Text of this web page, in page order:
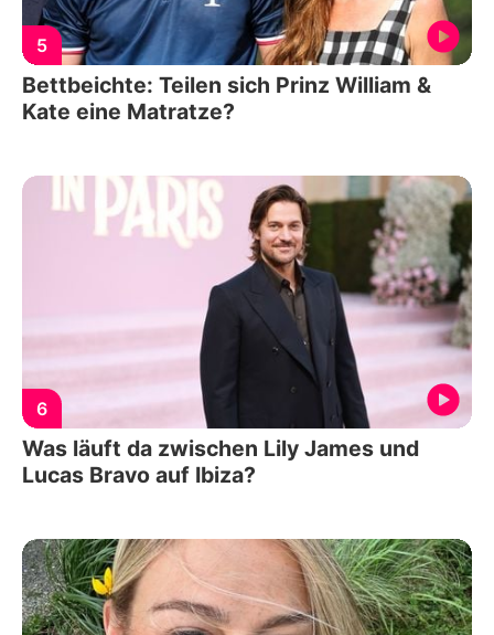
5
Bettbeichte: Teilen sich Prinz William &
Kate eine Matratze?
6
Was läuft da zwischen Lily James und
Lucas Bravo auf Ibiza?